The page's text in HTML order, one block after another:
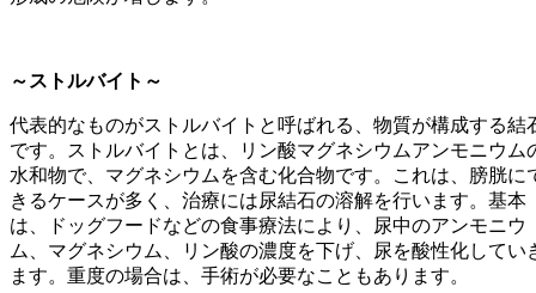
～ストルバイト～
代表的なものがストルバイトと呼ばれる、物質が構成する結
です。ストルバイトとは、リン酸マグネシウムアンモニウム
水和物で、マグネシウムを含む化合物です。これは、膀胱に
きるケースが多く、治療には尿結石の溶解を行います。基本
は、ドッグフードなどの食事療法により、尿中のアンモニウ
ム、マグネシウム、リン酸の濃度を下げ、尿を酸性化してい
ます。重度の場合は、手術が必要なこともあります。